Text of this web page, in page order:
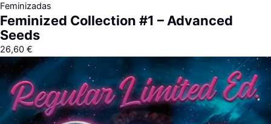
Feminizadas
Feminized Collection #1 – Advanced
Seeds
26,60 €